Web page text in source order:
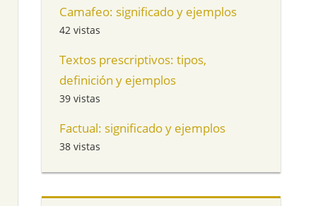
Camafeo: significado y ejemplos
42 vistas
Textos prescriptivos: tipos,
definición y ejemplos
39 vistas
Factual: significado y ejemplos
38 vistas